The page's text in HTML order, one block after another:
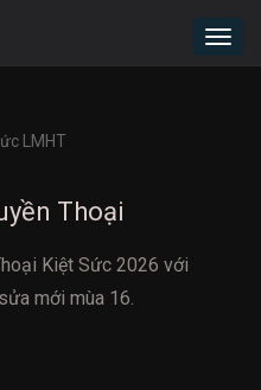
LMHT
Thoại
Kiệt Sức 2026 với
mới mùa 16.